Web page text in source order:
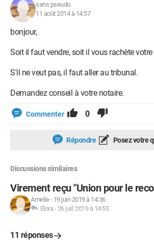
sans pseudo
11 août 2014 à 14:57
bonjour,
Soit il faut vendre, soit il vous rachète votre
S'il ne veut pas, il faut aller au tribunal.
Demandez conseil à votre notaire.
Commenter 0
Répondre Posez votre
Discussions similaires
Virement reçu "Union pour le
Amelie- 19 juin 2019 à 14:36
Elora -26 juil. 2019 à 14:55
11 réponses